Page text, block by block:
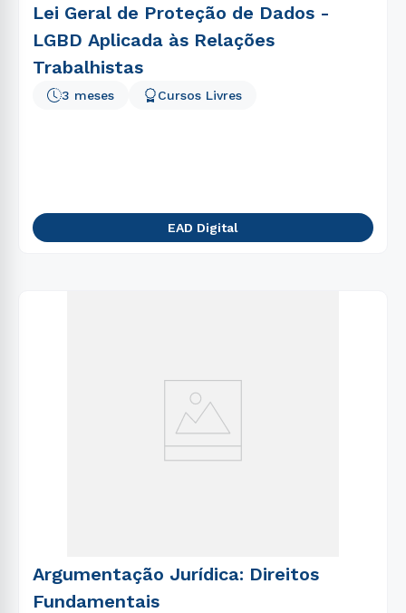
Lei Geral de Proteção de Dados -
LGBD Aplicada às Relações
Trabalhistas
3 meses Cursos Livres
EAD Digital
Argumentação Jurídica: Direitos
Fundamentais